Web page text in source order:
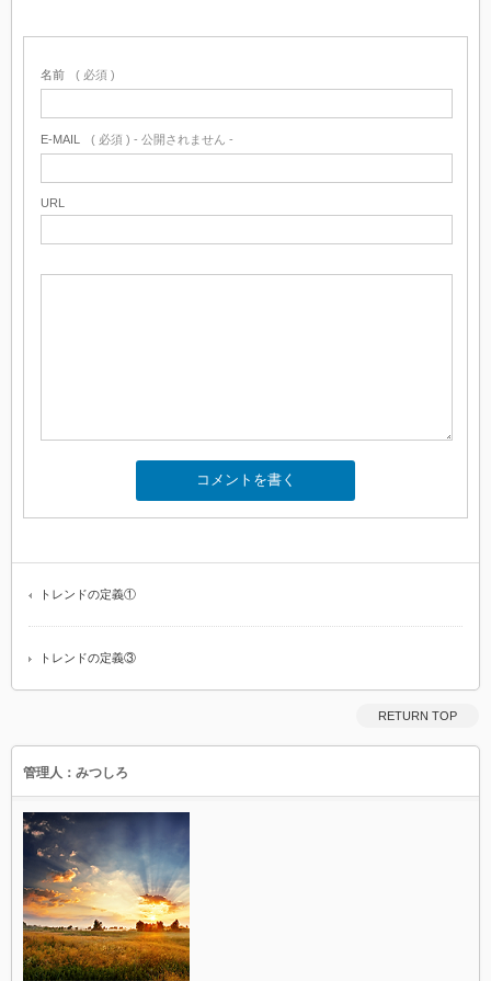
名前 ( 必須 )
E-MAIL ( 必須 ) - 公開されません -
URL
トレンドの定義①
トレンドの定義③
RETURN TOP
管理人：みつしろ